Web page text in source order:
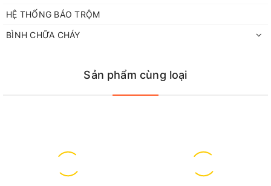
HỆ THỐNG BÁO TRỘM
BÌNH CHỮA CHÁY
Sản phẩm cùng loại